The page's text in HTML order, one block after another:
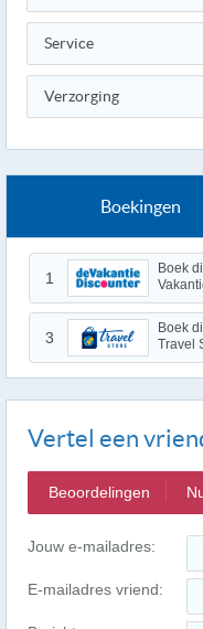
Service
Verzorging
Boekingen
1
Boek
3
Boek
Travel
Vertel een
Beoordelingen
Jouw e-mailadres:
E-mailadres vriend: